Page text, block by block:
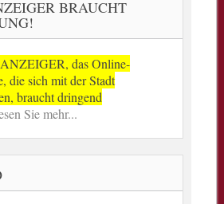
BRAUCHT
das Online-
die sich mit der Stadt
braucht dringend
Sie mehr...